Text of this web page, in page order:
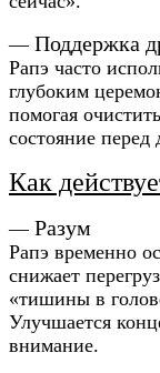
— Поддержка
Рапэ часто
глубоким
помогая
состояние
Как
— Разум
Рапэ временно
снижает
«тишины в
Улучшается
внимание.